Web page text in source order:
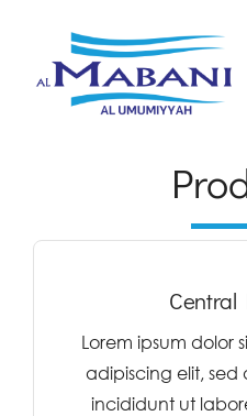
content
Lorem ipsum dolor
adipiscing elit,
incididunt ut